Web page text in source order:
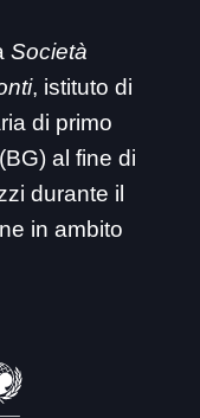
Società
, istituto di
di primo
al fine di
durante il
in ambito